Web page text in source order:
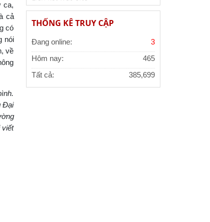
ca,
cả
có
nói
về
Đại
viết
THỐNG KÊ TRUY CẬP
Đang online: 3
Hôm nay: 465
Tất cả: 385,699